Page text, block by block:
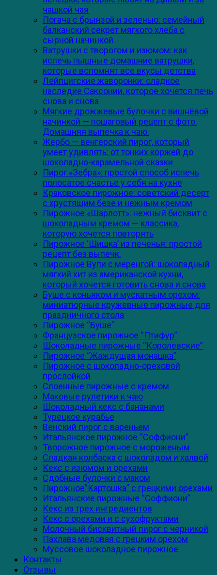
чашкой чая
Погача с брынзой и зеленью: семейный
балканский секрет мягкого хлеба с
сырной начинкой
Ватрушки с творогом и изюмом: как
испечь пышные домашние ватрушки,
которые вспомнят все вкусы детства
Лейпцигские жаворонки: сладкое
наследие Саксонии, которое хочется печь
снова и снова
Мягкие дрожжевые булочки с вишнёвой
начинкой — пошаговый рецепт с фото.
Домашняя выпечка к чаю.
Жербо — венгерский пирог, который
умеет удивлять: от тонких коржей до
шоколадно-карамельной сказки
Пирог «Зебра»: простой способ испечь
полосатое счастье у себя на кухне
Краковское пирожное: советский десерт
с хрустящим безе и нежным кремом
Пирожное «Шарлотт»: нежный бисквит с
шоколадным кремом — классика,
которую хочется повторять
Пирожное ‘Шишка’ из печенья: простой
рецепт без выпечк.
Пирожное Вупи с меренгой: шоколадный
мягкий хит из американской кухни,
который хочется готовить снова и снова
Буше с коньяком и мускатным орехом:
миниатюрные кружевные пирожные для
праздничного стола
Пирожное “Буше”
Французское пирожное “Птифур”
Шоколадные пирожные “Королевские”
Пирожное “Жаждущая монашка”
Пирожное с шоколадно-ореховой
прослойкой
Слоенные пирожные с кремом
Маковые рулетики к чаю
Шоколадный кекс с бананами
Турецкое курабье
Венский пирог с вареньем
Итальянское пирожное “Соффиони”
Творожное пирожное с мороженым
Сладкая колбаска с шоколадом и халвой
Кекс с изюмом и орехами
Сдобные булочки с маком
Пирожное”Картошка” с грецкими орехами
Итальянские пирожные “Соффиони”
Кекс из трех ингредиентов
Кекс с орехами и с сухофруктами
Молочный бисквитный пирог с черникой
Пахлава медовая с грецким орехом
Муссовое шоколадное пирожное
Контакты
Отзывы